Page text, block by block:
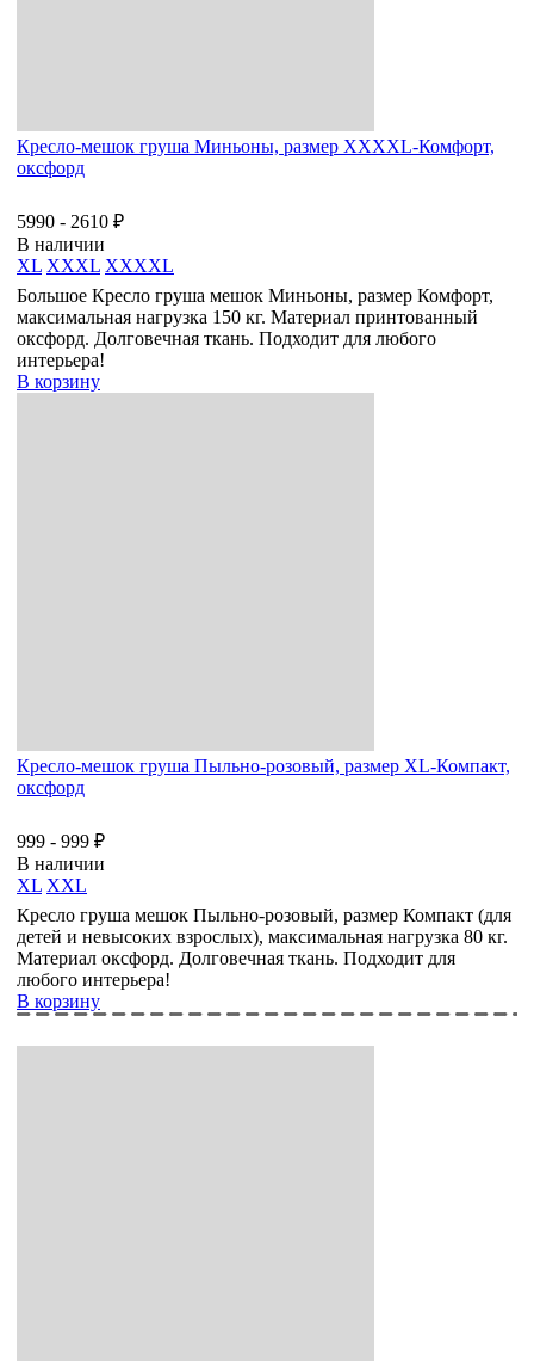
Кресло-мешок груша Миньоны, размер XХXХL-Комфорт,
оксфорд
5990 - 2610 ₽
В наличии
XL XXXL XXXXL
Большое Кресло груша мешок Миньоны, размер Комфорт,
максимальная нагрузка 150 кг. Материал принтованный
оксфорд. Долговечная ткань. Подходит для любого
интерьера!
В корзину
Кресло-мешок груша Пыльно-розовый, размер XL-Компакт,
оксфорд
999 - 999 ₽
В наличии
XL XXL
Кресло груша мешок Пыльно-розовый, размер Компакт (для
детей и невысоких взрослых), максимальная нагрузка 80 кг.
Материал оксфорд. Долговечная ткань. Подходит для
любого интерьера!
В корзину